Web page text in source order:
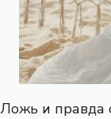
Ложь и правда